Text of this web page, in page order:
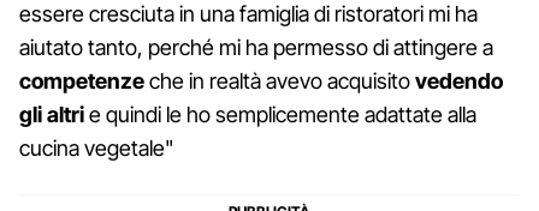
essere cresciuta in una famiglia di ristoratori mi ha
aiutato tanto, perché mi ha permesso di attingere a
competenzeche in realtà avevo acquisitovedendo
gli altrie quindi le ho semplicemente adattate alla
cucina vegetale"